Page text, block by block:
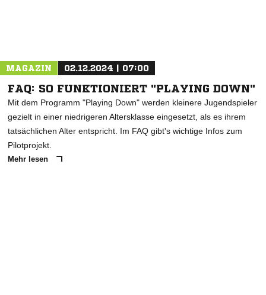
MAGAZIN 02.12.2024 | 07:00
FAQ: SO FUNKTIONIERT "PLAYING DOWN"
Mit dem Programm "Playing Down" werden kleinere Jugendspieler
gezielt in einer niedrigeren Altersklasse eingesetzt, als es ihrem
tatsächlichen Alter entspricht. Im FAQ gibt's wichtige Infos zum
Pilotprojekt.
Mehr lesen